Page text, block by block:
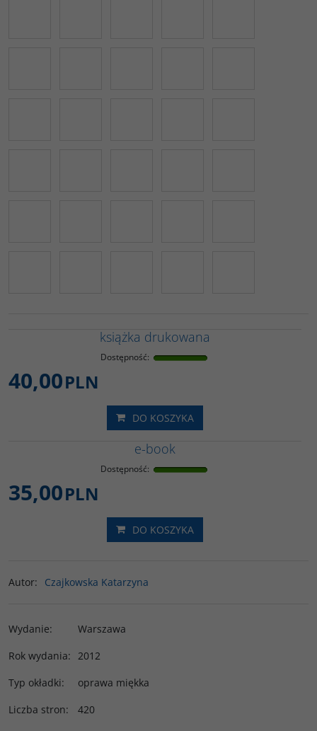
książka drukowana
Dostępność:
40,00PLN
DO KOSZYKA
e-book
Dostępność:
35,00PLN
DO KOSZYKA
Autor: Czajkowska Katarzyna
Wydanie:
Warszawa
Rok wydania: 2012
Typ okładki:
oprawa miękka
Liczba stron:
420